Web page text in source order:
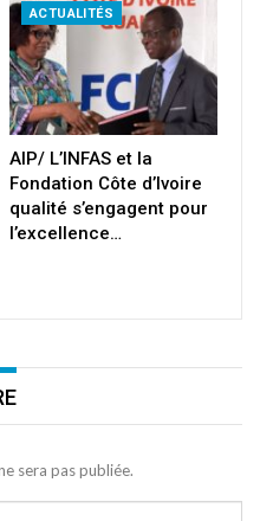
ACTUALITÉS
AIP/ L’INFAS et la
Fondation Côte d’Ivoire
qualité s’engagent pour
l’excellence…
sera pas publiée.